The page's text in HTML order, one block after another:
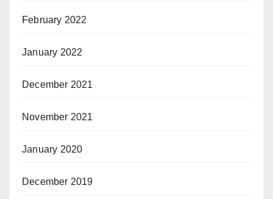
February 2022
January 2022
December 2021
November 2021
January 2020
December 2019